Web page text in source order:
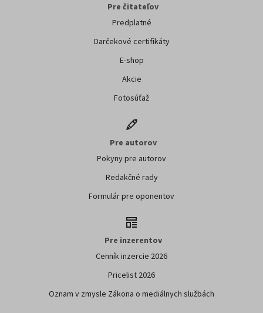
Pre čitateľov
Predplatné
Darčekové certifikáty
E-shop
Akcie
Fotosúťaž
Pre autorov
Pokyny pre autorov
Redakčné rady
Formulár pre oponentov
Pre inzerentov
Cenník inzercie 2026
Pricelist 2026
Oznam v zmysle Zákona o mediálnych službách